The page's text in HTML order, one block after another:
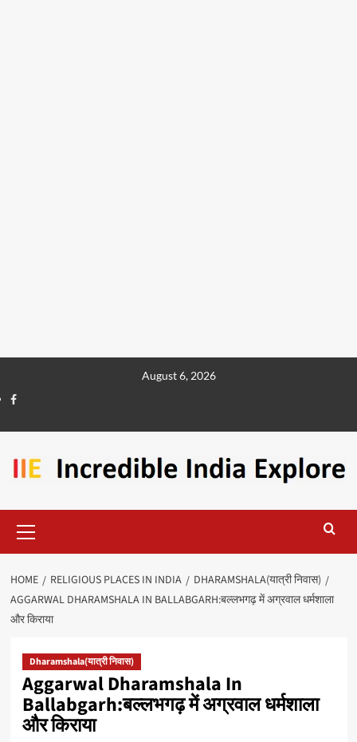
August 6, 2026
HOME RELIGIOUS PLACES IN INDIA
DHARAMSHALA(यात्री निवास)
AGGARWAL DHARAMSHALA IN BALLABGARH:बल्लभगढ़ में अग्रवाल धर्मशाला
और किराया
Dharamshala(यात्री निवास)
Aggarwal Dharamshala In
Ballabgarh:बल्लभगढ़ में अग्रवाल धर्मशाला
और किराया